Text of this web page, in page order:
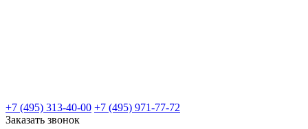
+7 (495) 313-40-00 +7 (495) 971-77-72
Заказать звонок